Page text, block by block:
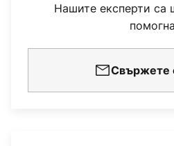
Нашите експерти са
Свържете